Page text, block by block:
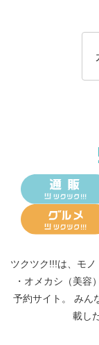
ツクツク!!!は、 モノ
・ オメカシ（美容）
予約サイト。
みん
載し